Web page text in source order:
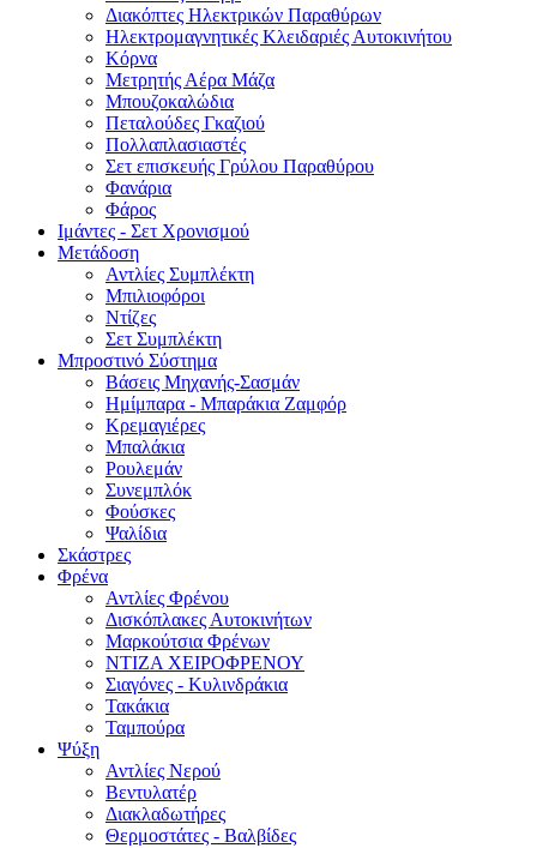
Διακόπτες Ηλεκτρικών Παραθύρων
Ηλεκτρομαγνητικές Κλειδαριές Αυτοκινήτου
Κόρνα
Μετρητής Αέρα Μάζα
Μπουζοκαλώδια
Πεταλούδες Γκαζιού
Πολλαπλασιαστές
Σετ επισκευής Γρύλου Παραθύρου
Φανάρια
Φάρος
Ιμάντες - Σετ Χρονισμού
Μετάδοση
Αντλίες Συμπλέκτη
Μπιλιοφόροι
Ντίζες
Σετ Συμπλέκτη
Μπροστινό Σύστημα
Βάσεις Μηχανής-Σασμάν
Ημίμπαρα - Μπαράκια Ζαμφόρ
Κρεμαγιέρες
Μπαλάκια
Ρουλεμάν
Συνεμπλόκ
Φούσκες
Ψαλίδια
Σκάστρες
Φρένα
Αντλίες Φρένου
Δισκόπλακες Αυτοκινήτων
Μαρκούτσια Φρένων
ΝΤΙΖΑ ΧΕΙΡΟΦΡΕΝΟΥ
Σιαγόνες - Κυλινδράκια
Τακάκια
Ταμπούρα
Ψύξη
Αντλίες Νερού
Βεντυλατέρ
Διακλαδωτήρες
Θερμοστάτες - Βαλβίδες